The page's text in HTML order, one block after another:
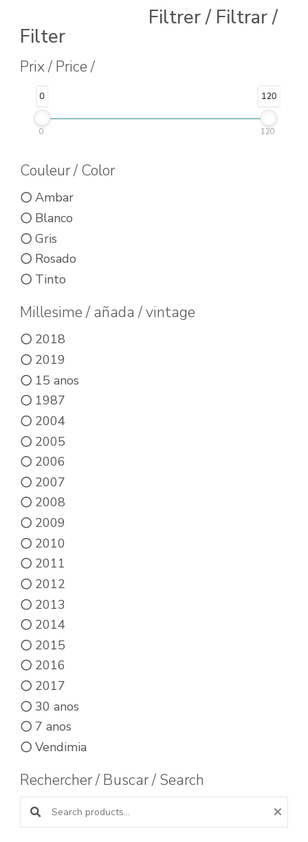
múltiples
variantes.
opciones
pueden
Filtrer / Filtrar /
Filter
Prix / Price /
0 120
0 120
Couleur / Color
Ambar
Blanco
Gris
Rosado
Tinto
Millesime / añada / vintage
2018
2019
15 anos
1987
2004
2005
2006
2007
2008
2009
2010
2011
2012
2013
2014
2015
2016
2017
30 anos
7 anos
Vendimia
Rechercher / Buscar / Search
Buscar productos: